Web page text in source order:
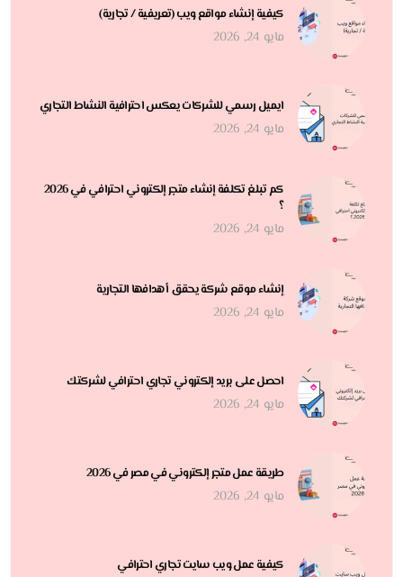
كيفية إنشاء مواقع ويب (تعريفية / تجارية)
مايو 24, 2026
ايميل رسمي للشركات يعكس احترافية النشاط التجاري
مايو 24, 2026
كم تبلغ تكلفة إنشاء متجر إلكتروني احترافي في 2026
؟
مايو 24, 2026
إنشاء موقع شركة يحقق أهدافها التجارية
مايو 24, 2026
احصل على بريد إلكتروني تجاري احترافي لشركتك
مايو 24, 2026
طريقة عمل متجر إلكتروني في مصر في 2026
مايو 24, 2026
كيفية عمل ويب سايت تجاري احترافي